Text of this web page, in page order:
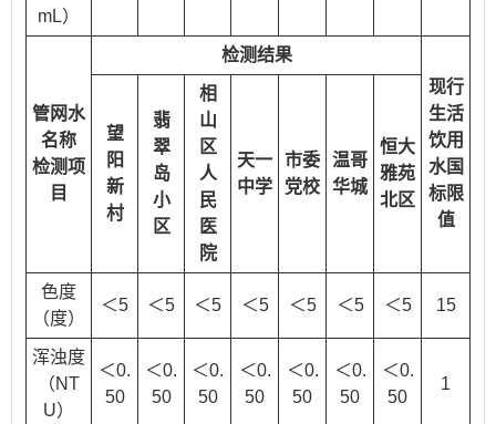
mL）
管网水
名称
检测项
目
检测结果
现行
生活
饮用
水国
标限
值
望
阳
新
村
翡
翠
岛
小
区
相
山
区
人
民
医
院
天一
中学
市委
党校
温哥
华城
恒大
雅苑
北区
色度
（度）
＜5 ＜5 ＜5 ＜5 ＜5 ＜5 ＜5 15
浑浊度
（NT
U）
＜0.
50
＜0.
50
＜0.
50
＜0.
50
＜0.
50
＜0.
50
＜0.
50
1